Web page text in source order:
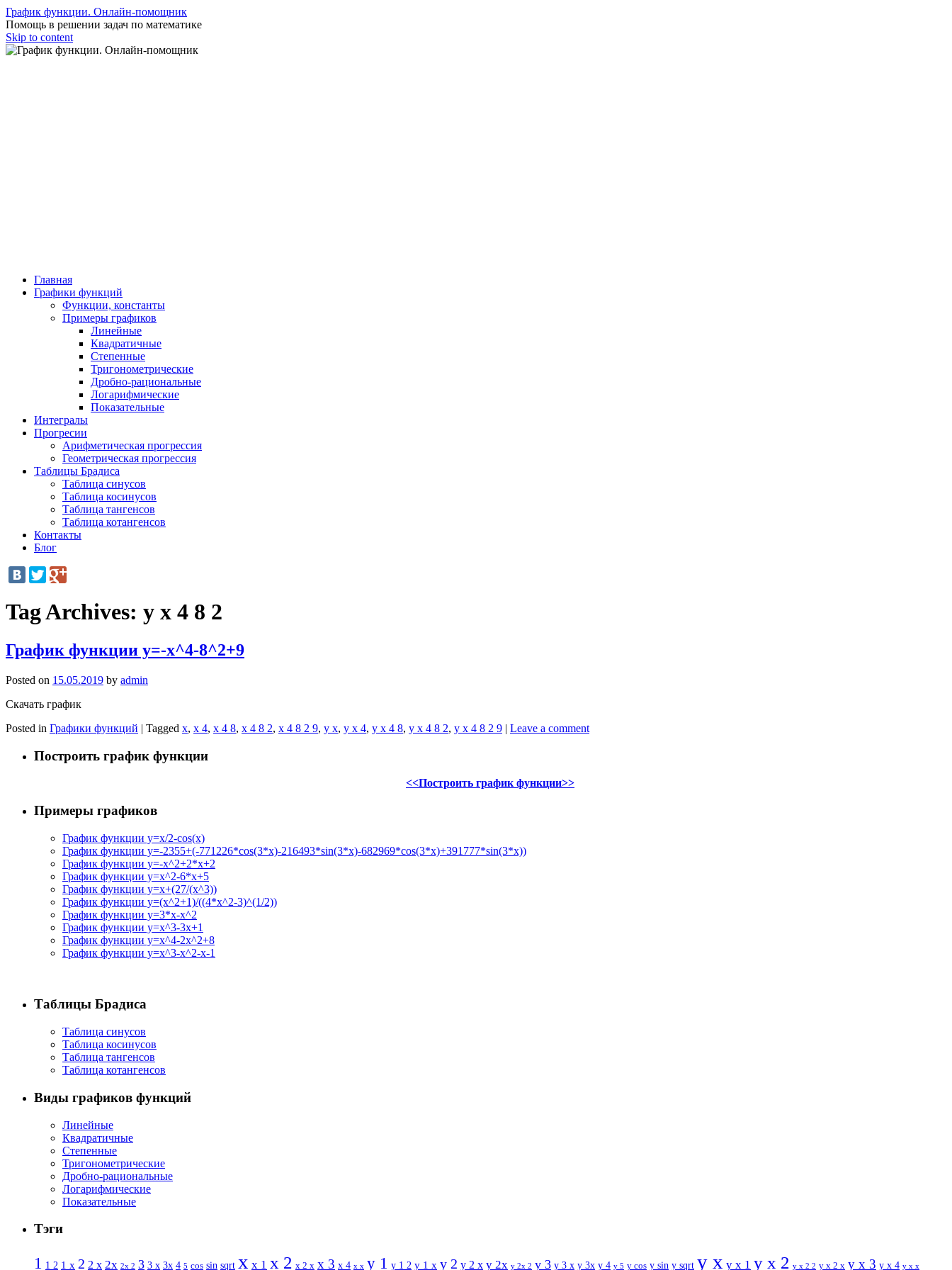
График функции. Онлайн-помощник
Помощь в решении задач по математике
Skip to content
Главная
Графики функций
Функции, константы
Примеры графиков
Линейные
Квадратичные
Степенные
Тригонометрические
Дробно-рациональные
Логарифмические
Показательные
Интегралы
Прогресии
Арифметическая прогрессия
Геометрическая прогрессия
Таблицы Брадиса
Таблица синусов
Таблица косинусов
Таблица тангенсов
Таблица котангенсов
Контакты
Блог
Tag Archives: y x 4 8 2
График функции y=-x^4-8^2+9
Posted on 15.05.2019 by admin
Скачать график
Posted in Графики функций | Tagged x, x 4, x 4 8, x 4 8 2, x 4 8 2 9, y x, y x 4, y x 4 8, y x 4 8 2, y x 4 8 2 9 | Leave a comment
Построить график функции
<<Построить график функции>>
Примеры графиков
График функции y=x/2-cos(x)
График функции y=-2355+(-771226*cos(3*x)-216493*sin(3*x)-682969*cos(3*x)+391777*sin(3*x))
График функции y=-x^2+2*x+2
График функции y=x^2-6*x+5
График функции y=x+(27/(x^3))
График функции y=(x^2+1)/((4*x^2-3)^(1/2))
График функции y=3*x-x^2
График функции y=x^3-3x+1
График функции y=x^4-2x^2+8
График функции y=x^3-x^2-x-1
Таблицы Брадиса
Таблица синусов
Таблица косинусов
Таблица тангенсов
Таблица котангенсов
Виды графиков функций
Линейные
Квадратичные
Степенные
Тригонометрические
Дробно-рациональные
Логарифмические
Показательные
Тэги
1 1 2 1 x 2 2 x 2x 2x 2 3 3 x 3x 4 5 cos sin sqrt x x 1 x 2 x 2 x x 3 x 4 x x y 1 y 1 2 y 1 x y 2 y 2 x y 2x y 2x 2 y 3 y 3 x y 3x y 4 y 5 y cos y sin y sqrt y x y x 1 y x 2 y x 2 2 y x 2 x y x 3 y x 4 y x x